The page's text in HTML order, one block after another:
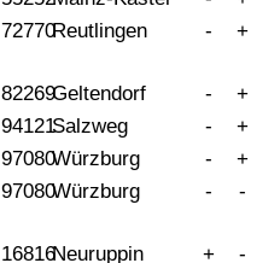
72770Reutlingen - +
82269Geltendorf -
+
94121Salzweg -
+
97080Würzburg -
+
97080Würzburg - -
16816Neuruppin +
-